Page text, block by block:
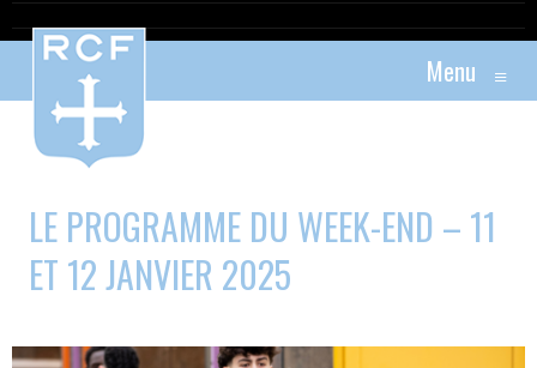
Menu ≡
LE PROGRAMME DU WEEK-END – 11
ET 12 JANVIER 2025